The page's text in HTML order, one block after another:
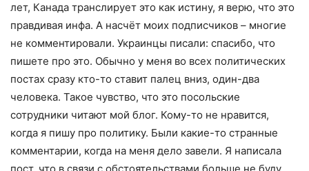
лет, Канада транслирует это как истину, я верю, что это
правдивая инфа. А насчёт моих подписчиков – многие
не комментировали. Украинцы писали: спасибо, что
пишете про это. Обычно у меня во всех политических
постах сразу кто-то ставит палец вниз, один-два
человека. Такое чувство, что это посольские
сотрудники читают мой блог. Кому-то не нравится,
когда я пишу про политику. Были какие-то странные
комментарии, когда на меня дело завели. Я написала